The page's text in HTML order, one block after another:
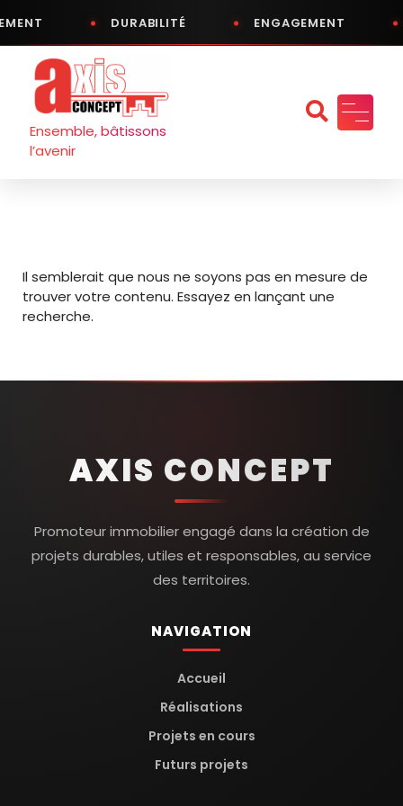
DURABILITÉ ENGAGEMENT
contenu
Ensemble, bâtissons
l’avenir
Il semblerait que nous ne soyons pas en mesure de
trouver votre contenu. Essayez en lançant une
recherche.
AXIS CONCEPT
Promoteur immobilier engagé dans la création de
projets durables, utiles et responsables, au service
des territoires.
NAVIGATION
Accueil
Réalisations
Projets en cours
Futurs projets